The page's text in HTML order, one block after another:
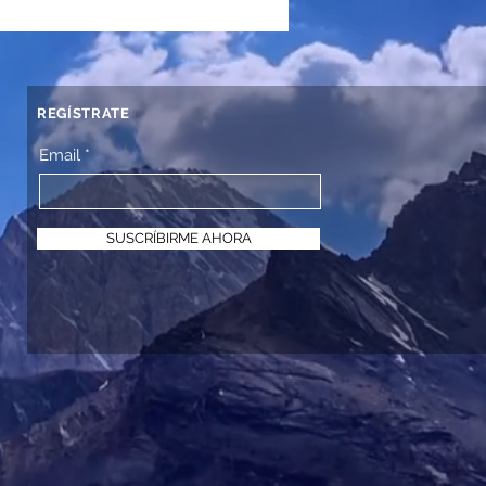
REGÍSTRATE
Email
SUSCRÍBIRME AHORA